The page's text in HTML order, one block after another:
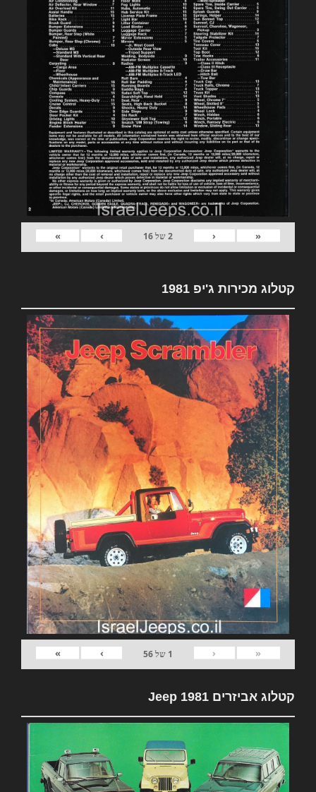
«
‹
2של16
›
»
קטלוג מכירות ג'יפ 1981
«
‹
1 של56
›
»
קטלוג אביזרים 1981 Jeep